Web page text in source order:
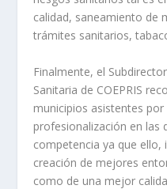
calidad, saneamiento de
trámites sanitarios,
Finalmente, el
Sanitaria de COEPRIS
municipios asistentes
profesionalización en las
competencia ya que ello,
creación de mejores
como de una mejor